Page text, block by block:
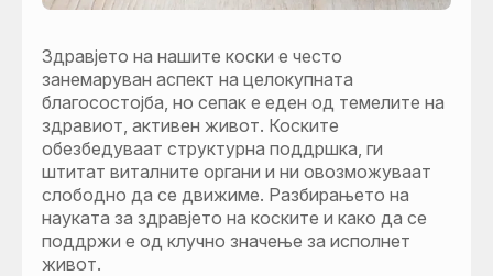
Здравјето на нашите коски е често
занемаруван аспект на целокупната
благосостојба, но сепак е еден од темелите на
здравиот, активен живот. Коските
обезбедуваат структурна поддршка, ги
штитат виталните органи и ни овозможуваат
слободно да се движиме. Разбирањето на
науката за здравјето на коските и како да се
поддржи е од клучно значење за исполнет
живот.